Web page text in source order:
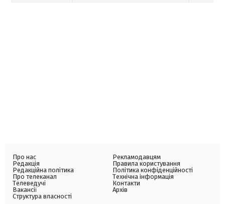
Про нас
Редакція
Редакційна політика
Про телеканал
Телеведучі
Вакансії
Структура власності
Рекламодавцям
Правила користування
Політика конфіденційності
Технічна інформація
Контакти
Архів